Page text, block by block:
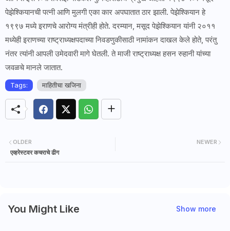
पेझेश्कियानची पत्नी आणि मुलगी एका कार अपघातात ठार झाली. पेझेश्कियान हे
१९९७ मध्ये इराणचे आरोग्य मंत्रीही होते. दरम्यान, मसूद पेझेश्कियान यांनी २०११
मध्येही इराणच्या राष्ट्राध्यक्षपदाच्या निवडणुकीसाठी नामांकन दाखल केले होते, परंतु
नंतर त्यांनी आपली उमेदवारी मागे घेतली. ते माजी राष्ट्राध्यक्ष हसन रुहानी यांच्या
जवळचे मानले जातात.
Tags: माहितीचा खजिना
NEWER
OLDER
एव्हरेस्टवर कचराचे ढीग
You Might Like Show more